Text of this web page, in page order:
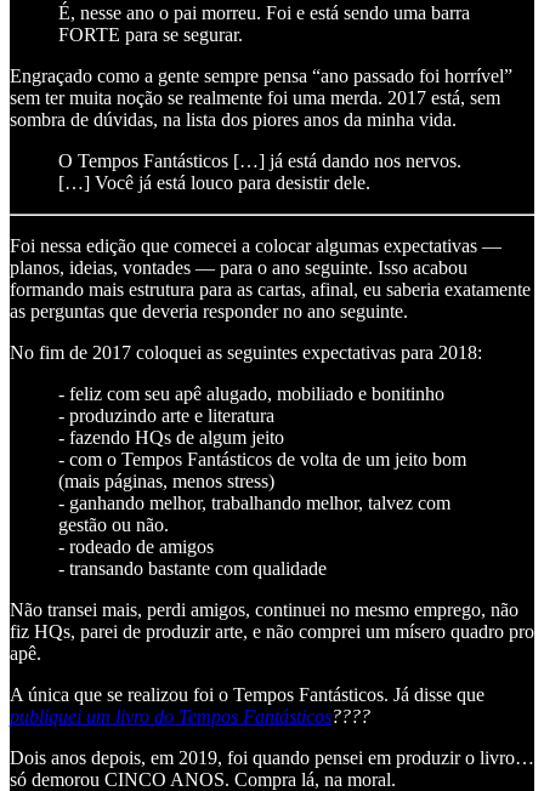
É, nesse ano o pai morreu. Foi e está sendo uma barra
FORTE para se segurar.
Engraçado como a gente sempre pensa “ano passado foi horrível”
sem ter muita noção se realmente foi uma merda. 2017 está, sem
sombra de dúvidas, na lista dos piores anos da minha vida.
O Tempos Fantásticos […] já está dando nos nervos.
[…] Você já está louco para desistir dele.
Foi nessa edição que comecei a colocar algumas expectativas —
planos, ideias, vontades — para o ano seguinte. Isso acabou
formando mais estrutura para as cartas, afinal, eu saberia exatamente
as perguntas que deveria responder no ano seguinte.
No fim de 2017 coloquei as seguintes expectativas para 2018:
- feliz com seu apê alugado, mobiliado e bonitinho
- produzindo arte e literatura
- fazendo HQs de algum jeito
- com o Tempos Fantásticos de volta de um jeito bom
(mais páginas, menos stress)
- ganhando melhor, trabalhando melhor, talvez com
gestão ou não.
- rodeado de amigos
- transando bastante com qualidade
Não transei mais, perdi amigos, continuei no mesmo emprego, não
fiz HQs, parei de produzir arte, e não comprei um mísero quadro pro
apê.
A única que se realizou foi o Tempos Fantásticos. Já disse que
publiquei um livro do Tempos Fantásticos????
Dois anos depois, em 2019, foi quando pensei em produzir o livro…
só demorou CINCO ANOS. Compra lá, na moral.